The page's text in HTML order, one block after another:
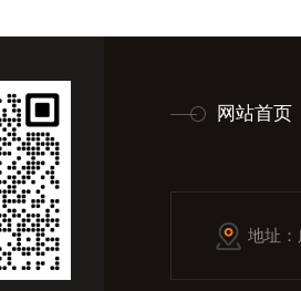
网站首页
地址